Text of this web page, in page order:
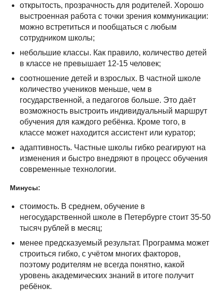
открытость, прозрачность для родителей. Хорошо
выстроенная работа с точки зрения коммуникации:
можно встретиться и пообщаться с любым
сотрудником школы;
небольшие классы. Как правило, количество детей
в классе не превышает 12-15 человек;
соотношение детей и взрослых. В частной школе
количество учеников меньше, чем в
государственной, а педагогов больше. Это даёт
возможность выстроить индивидуальный маршрут
обучения для каждого ребёнка. Кроме того, в
классе может находится ассистент или куратор;
адаптивность. Частные школы гибко реагируют на
изменения и быстро внедряют в процесс обучения
современные технологии.
Минусы:
стоимость. В среднем, обучение в
негосударственной школе в Петербурге стоит 35-50
тысяч рублей в месяц;
менее предсказуемый результат. Программа может
строиться гибко, с учётом многих факторов,
поэтому родителям не всегда понятно, какой
уровень академических знаний в итоге получит
ребёнок.